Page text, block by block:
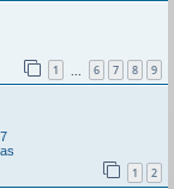
1 6 7 8 9
1 2